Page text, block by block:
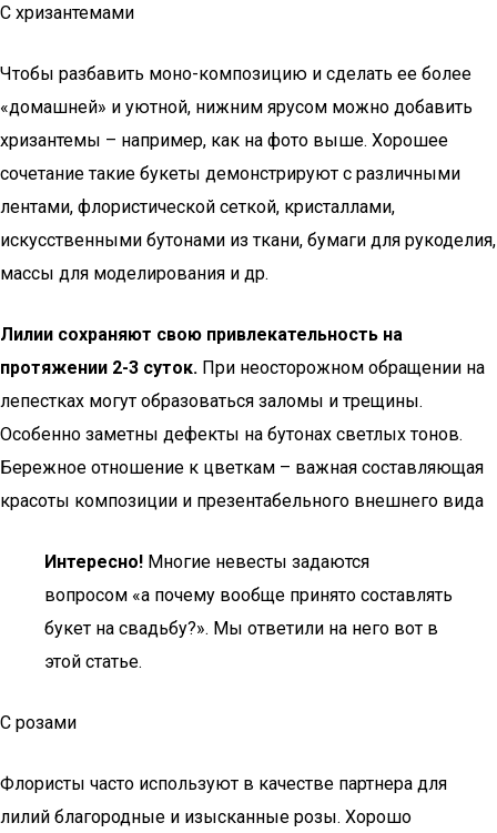
С хризантемами
Чтобы разбавить моно-композицию и сделать ее более
«домашней» и уютной, нижним ярусом можно добавить
хризантемы – например, как на фото выше. Хорошее
сочетание такие букеты демонстрируют с различными
лентами, флористической сеткой, кристаллами,
искусственными бутонами из ткани, бумаги для рукоделия,
массы для моделирования и др.
Лилии сохраняют свою привлекательность на
протяжении 2-3 суток. При неосторожном обращении на
лепестках могут образоваться заломы и трещины.
Особенно заметны дефекты на бутонах светлых тонов.
Бережное отношение к цветкам – важная составляющая
красоты композиции и презентабельного внешнего вида
Интересно! Многие невесты задаются
вопросом «а почему вообще принято составлять
букет на свадьбу?». Мы ответили на него вот в
этой статье.
С розами
Флористы часто используют в качестве партнера для
лилий благородные и изысканные розы. Хорошо